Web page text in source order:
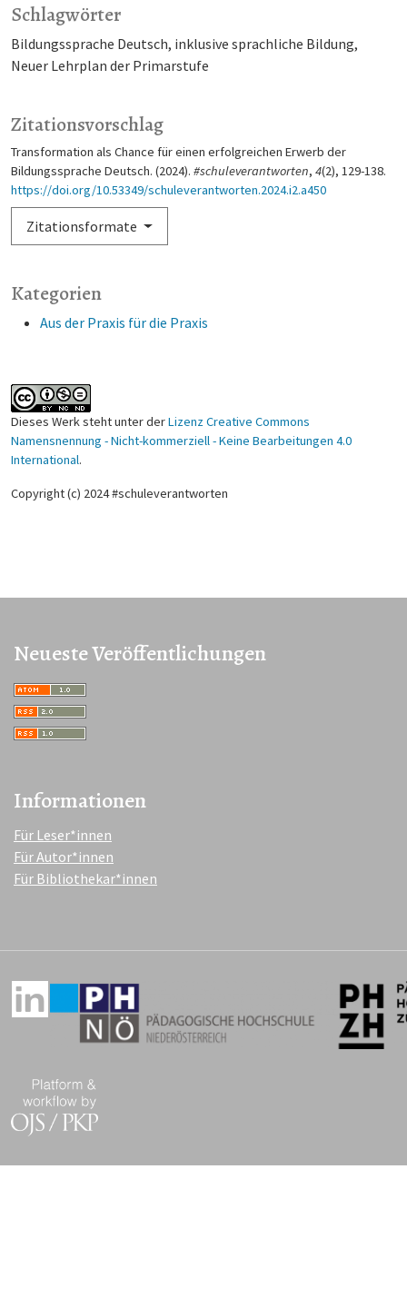
Schlagwörter
Bildungssprache Deutsch inklusive sprachliche Bildung
Neuer Lehrplan der Primarstufe
Kategorien
Aus der Praxis für die Praxis
Zitationsvorschlag
Transformation als Chance für einen erfolgreichen Erwerb der
Bildungssprache Deutsch. (2024). #schuleverantworten, 4(2), 129-138.
https://doi.org/10.53349/schuleverantworten.2024.i2.a450
Zitationsformate
Dieses Werk steht unter derLizenz Creative Commons
Namensnennung - Nicht-kommerziell - Keine Bearbeitungen 4.0
International.
Copyright (c) 2024 #schuleverantworten
Neueste Veröffentlichungen
Informationen
Für Leser*innen
Für Autor*innen
Für Bibliothekar*innen